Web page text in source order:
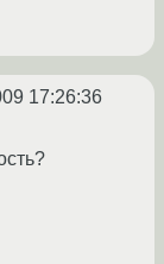
17:26:36